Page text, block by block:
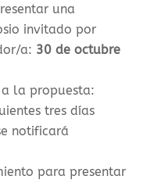
una
invitado por
a: 30 de octubre
la propuesta:
tres días
notificará
para presentar